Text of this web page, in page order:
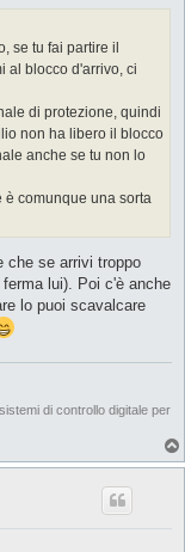
se tu fai partire il
al blocco d'arrivo, ci
di protezione, quindi
non ha libero il blocco
anche se tu non lo
è comunque una sorta
che se arrivi troppo
lui). Poi c'è anche
lo puoi scavalcare
di controllo digitale per